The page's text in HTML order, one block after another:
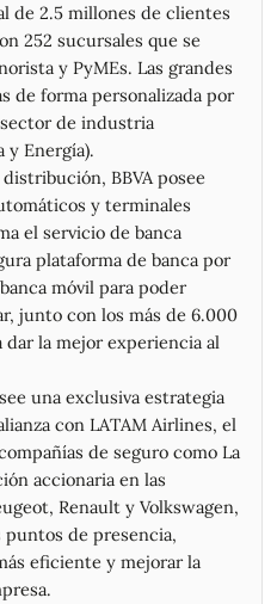
17,18 17,50
220.315
17,73 17,75
375.579
17,52 17,71
374.927
18,27 18,87
579.575
18,13 18,81
17,40
17,35
1.072.435
15,23
518.630
15,28
518.592
14,82
976.513
13,94 13,97
324.442
13,94 14,76
516.256
14,03 14,26
374.195
14,40 14,81
14,24 14,44
724.906
14,74 14,93
14,73 15,56
565.523
de 2.5 millones de clientes
252 sucursales que se
y PyMEs. Las grandes
de forma personalizada por
de industria
y Energía).
BBVA posee
y terminales
el servicio de banca
plataforma de banca por
móvil para poder
junto con los más de 6.000
la mejor experiencia al
una exclusiva estrategia
con LATAM Airlines, el
de seguro como La
accionaria en las
Renault y Volkswagen,
de presencia,
eficiente y mejorar la